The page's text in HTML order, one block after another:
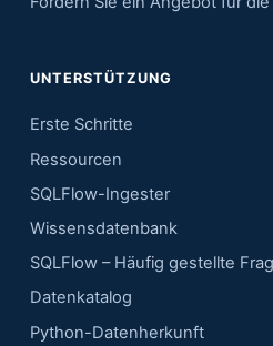
UNTERSTÜTZUNG
Erste Schritte
Ressourcen
SQLFlow-Ingester
Wissensdatenbank
SQLFlow – Häufig gestellte
Datenkatalog
Python-Datenherkunft